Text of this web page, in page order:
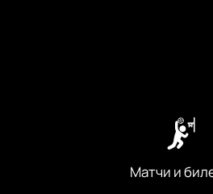
Матчи и